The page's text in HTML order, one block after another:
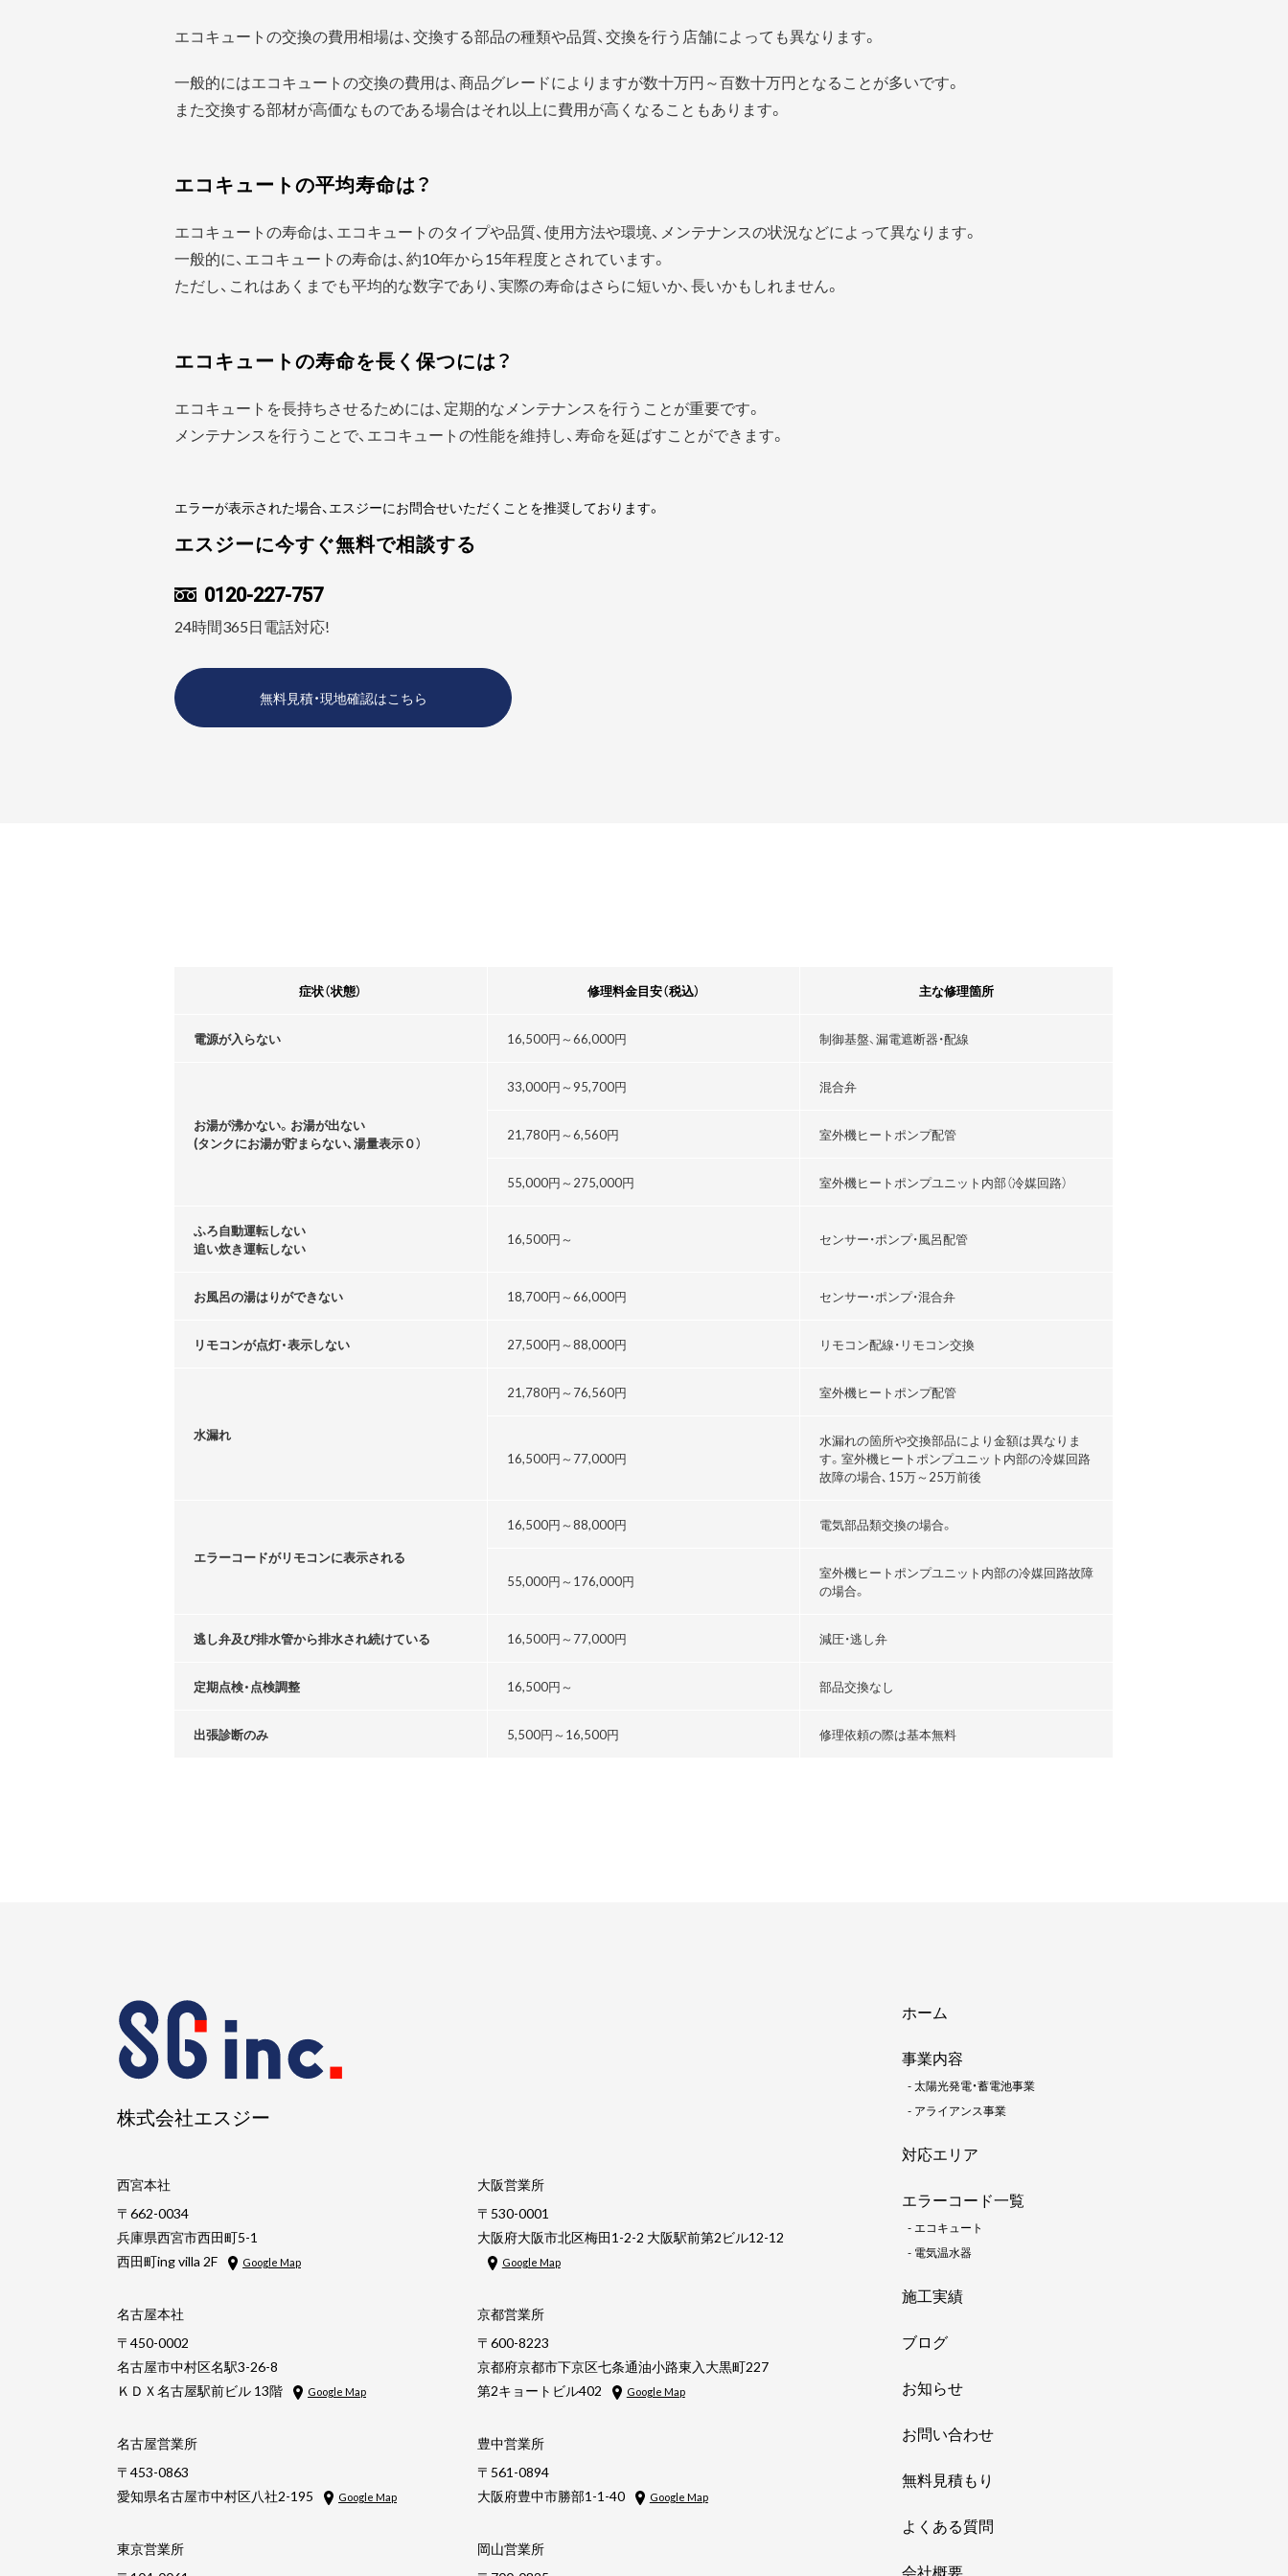
エコキュートの交換の費用相場は、交換する部品の種類や品質、交換を行う店舗によっても異なります。
一般的にはエコキュートの交換の費用は、商品グレードによりますが数十万円～百数十万円となることが多いです。
また交換する部材が高価なものである場合はそれ以上に費用が高くなることもあります。
エコキュートの平均寿命は？
エコキュートの寿命は、エコキュートのタイプや品質、使用方法や環境、メンテナンスの状況などによって異なります。
一般的に、エコキュートの寿命は、約10年から15年程度とされています。
ただし、これはあくまでも平均的な数字であり、実際の寿命はさらに短いか、長いかもしれません。
エコキュートの寿命を長く保つには？
エコキュートを長持ちさせるためには、定期的なメンテナンスを行うことが重要です。
メンテナンスを行うことで、エコキュートの性能を維持し、寿命を延ばすことができます。
エラーが表示された場合、エスジーにお問合せいただくことを推奨しております。
エスジーに今すぐ無料で相談する
0120-227-757
24時間365日電話対応!
無料見積・現地確認はこちら
症状（状態） 修理料金目安（税込） 主な修理箇所
電源が入らない 16,500円～66,000円 制御基盤、漏電遮断器・配線
お湯が沸かない。お湯が出ない
(タンクにお湯が貯まらない､湯量表示０）
33,000円～95,700円 混合弁
21,780円～6,560円 室外機ヒートポンプ配管
55,000円～ 275,000円 室外機ヒートポンプユニット内部（冷媒回路）
ふろ自動運転しない
追い炊き運転しない
16,500円～ センサー・ポンプ・風呂配管
お風呂の湯はりができない 18,700円～66,000円 センサー・ポンプ・混合弁
リモコンが点灯・表示しない 27,500円～88,000円 リモコン配線・リモコン交換
水漏れ
21,780円～76,560円 室外機ヒートポンプ配管
16,500円～ 77,000円
水漏れの箇所や交換部品により金額は異なりま
す。室外機ヒートポンプユニット内部の冷媒回路
故障の場合､15万～25万前後
エラーコードがリモコンに表示される
16,500円～88,000円 電気部品類交換の場合。
55,000円～176,000円
室外機ヒートポンプユニット内部の冷媒回路故障
の場合。
逃し弁及び排水管から排水され続けている 16,500円～ 77,000円 減圧・逃し弁
定期点検・点検調整 16,500円～ 部品交換なし
出張診断のみ 5,500円～ 16,500円 修理依頼の際は基本無料
ホーム
事業内容
-太陽光発電・蓄電池事業
- アライアンス事業
対応エリア
エラーコード一覧
-エコキュート
- 電気温水器
施工実績
ブログ
お知らせ
お問い合わせ
無料見積もり
よくある質問
会社概要
株式会社エスジー
西宮本社
〒662-0034
兵庫県西宮市西田町5-1
西田町ing villa 2F
Google Map
名古屋本社
〒450-0002
名古屋市中村区名駅3-26-8
ＫＤＸ名古屋駅前ビル 13階
Google Map
名古屋営業所
〒453-0863
愛知県名古屋市中村区八社2-195
Google Map
東京営業所
大阪営業所
〒530-0001
大阪府大阪市北区梅田1-2-2 大阪駅前第2ビル12-12
Google Map
京都営業所
〒600-8223
京都府京都市下京区七条通油小路東入大黒町227
第2キョートビル402
Google Map
豊中営業所
〒561-0894
大阪府豊中市勝部1-1-40
Google Map
岡山営業所